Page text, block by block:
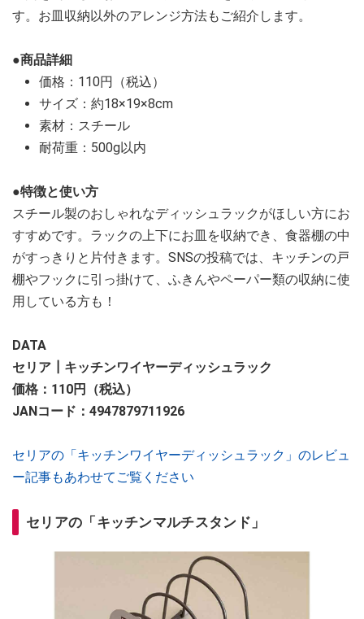
す。お皿収納以外のアレンジ方法もご紹介します。
●商品詳細
価格：110円（税込）
サイズ：約18×19×8cm
素材：スチール
耐荷重：500g以内
●特徴と使い方
スチール製のおしゃれなディッシュラックがほしい方にお
すすめです。ラックの上下にお皿を収納でき、食器棚の中
がすっきりと片付きます。SNSの投稿では、キッチンの戸
棚やフックに引っ掛けて、ふきんやペーパー類の収納に使
用している方も！
DATA
セリア┃キッチンワイヤーディッシュラック
価格：110円（税込）
JANコード：4947879711926
セリアの「キッチンワイヤーディッシュラック」のレビュ
ー記事もあわせてご覧ください
セリアの「キッチンマルチスタンド」